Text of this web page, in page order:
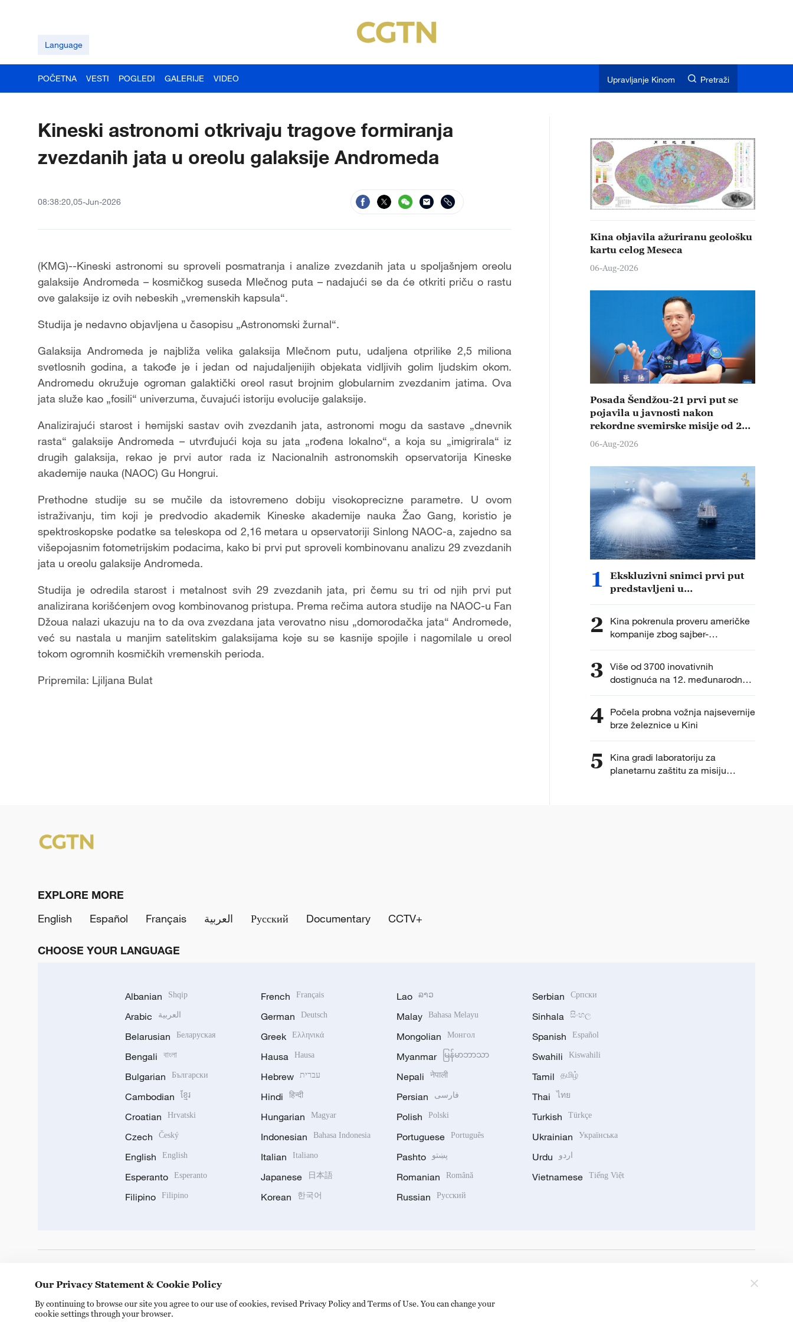
Language
POČETNA VESTI POGLEDI GALERIJE VIDEO Upravljanje Kinom Pretraži
Kineski astronomi otkrivaju tragove formiranja
zvezdanih jata u oreolu galaksije Andromeda
08:38:20,05-Jun-2026
(KMG)--Kineski astronomi su sproveli posmatranja i analize zvezdanih jata u spoljašnjem oreolu
galaksije Andromeda – kosmičkog suseda Mlečnog puta – nadajući se da će otkriti priču o rastu
ove galaksije iz ovih nebeskih „vremenskih kapsula“.
Studija je nedavno objavljena u časopisu „Astronomski žurnal“.
Galaksija Andromeda je najbliža velika galaksija Mlečnom putu, udaljena otprilike 2,5 miliona
svetlosnih godina, a takođe je i jedan od najudaljenijih objekata vidljivih golim ljudskim okom.
Andromedu okružuje ogroman galaktički oreol rasut brojnim globularnim zvezdanim jatima. Ova
jata služe kao „fosili“ univerzuma, čuvajući istoriju evolucije galaksije.
Analizirajući starost i hemijski sastav ovih zvezdanih jata, astronomi mogu da sastave „dnevnik
rasta“ galaksije Andromeda – utvrđujući koja su jata „rođena lokalno“, a koja su „imigrirala“ iz
drugih galaksija, rekao je prvi autor rada iz Nacionalnih astronomskih opservatorija Kineske
akademije nauka (NAOC) Gu Hongrui.
Prethodne studije su se mučile da istovremeno dobiju visokoprecizne parametre. U ovom
istraživanju, tim koji je predvodio akademik Kineske akademije nauka Žao Gang, koristio je
spektroskopske podatke sa teleskopa od 2,16 metara u opservatoriji Sinlong NAOC-a, zajedno sa
višepojasnim fotometrijskim podacima, kako bi prvi put sproveli kombinovanu analizu 29 zvezdanih
jata u oreolu galaksije Andromeda.
Studija je odredila starost i metalnost svih 29 zvezdanih jata, pri čemu su tri od njih prvi put
analizirana korišćenjem ovog kombinovanog pristupa. Prema rečima autora studije na NAOC-u Fan
Džoua nalazi ukazuju na to da ova zvezdana jata verovatno nisu „domorodačka jata“ Andromede,
već su nastala u manjim satelitskim galaksijama koje su se kasnije spojile i nagomilale u oreol
tokom ogromnih kosmičkih vremenskih perioda.
Pripremila: Ljiljana Bulat
Kina objavila ažuriranu geološku
kartu celog Meseca
06-Aug-2026
Posada Šendžou-21 prvi put se
pojavila u javnosti nakon
rekordne svemirske misije od 210
dana
06-Aug-2026
1
Ekskluzivni snimci prvi put
predstavljeni u
2
Kina pokrenula proveru američke
kompanije zbog sajber-
bezbednosti
3 Više od 3700 inovativnih
dostignuća na 12. međunarodnoj
izložbi izuma
4 Počela probna vožnja najsevernije
brze železnice u Kini
5
Kina gradi laboratoriju za
planetarnu zaštitu za misiju
EXPLORE MORE
English
Español Français العربية Русский Documentary CCTV+
CHOOSE YOUR LANGUAGE
Albanian Shqip
Arabic العربية
Belarusian Беларуская
Bengali বাংলা
Bulgarian Български
Cambodian ខ្មែរ
Croatian Hrvatski
Czech Český
English English
Esperanto Esperanto
Filipino Filipino
French Français
German Deutsch
Greek Ελληνικά
Hausa Hausa
Hebrew עברית
Hindi हिन्दी
Hungarian Magyar
Indonesian Bahasa Indonesia
Italian Italiano
Japanese 日本語
Korean 한국어
Lao ລາວ
Malay Bahasa Melayu
Mongolian Монгол
Myanmar မြန်မာဘာသာ
Nepali नेपाली
Persian فارسی
Polish Polski
Portuguese Português
Pashto پښتو
Romanian Română
Russian Русский
Serbian Српски
Sinhala සිංහල
Spanish Español
Swahili Kiswahili
Tamil தமிழ்
Thai ไทย
Turkish Türkçe
Ukrainian Українська
Urdu اردو
Vietnamese Tiếng Việt
Our Privacy Statement & Cookie Policy
By continuing to browse our site you agree to our use of cookies, revised Privacy Policy and Terms of Use. You can change your
cookie settings through your browser.